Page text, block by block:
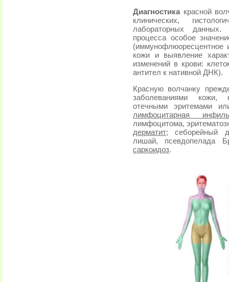
Диагностика красной
клинических,
лабораторных данных.
процесса особое
(иммунофлюоресцентное
кожи и выявление
изменений в крови:
антител к нативной ДНК).
Красную волчанку
заболеваниями кожи,
отечными эритемами
лимфоцитарная
лимфоцитома,
дерматит; себорейный
лишай, псевдопелада
саркоидоз.